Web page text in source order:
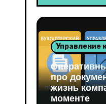
Управление
про
жизнь
моменте